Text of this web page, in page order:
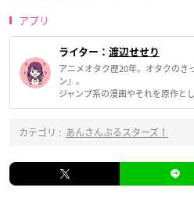
アプリ
ライター： 渡辺せせり
アニメオタク歴20年。オタクのき
ン』。
ジャンプ系の漫画やそれを原作と
カテゴリ : あんさんぶるスターズ！